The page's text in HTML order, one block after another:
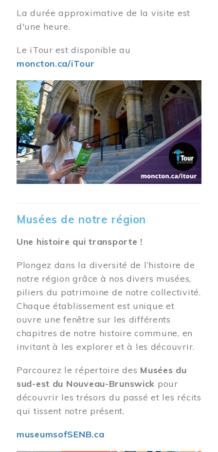
La durée approximative de la visite est
d'une heure.
Le iTour est disponible au
moncton.ca/iTour
Musées de notre région
Une histoire qui transporte !
Plongez dans la diversité de l’histoire de
notre région grâce à nos divers musées,
piliers du patrimoine de notre collectivité.
Chaque établissement est unique et
ouvre une fenêtre sur les différents
chapitres de notre histoire commune, en
invitant à les explorer et à les découvrir.
Parcourez le répertoire des Musées du
sud-est du Nouveau-Brunswick pour
découvrir les trésors du passé et les récits
qui tissent notre présent.
museumsofSENB.ca